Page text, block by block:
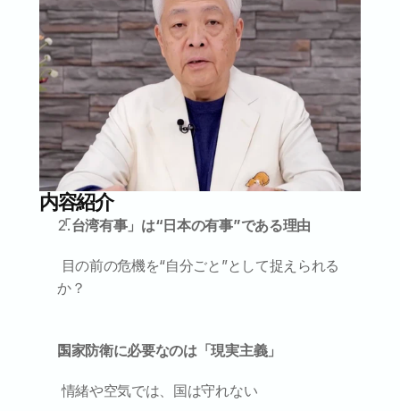
内容紹介
「台湾有事」は“日本の有事”である理由
目の前の危機を“自分ごと”として捉えられる
か？
国家防衛に必要なのは「現実主義」
情緒や空気では、国は守れない